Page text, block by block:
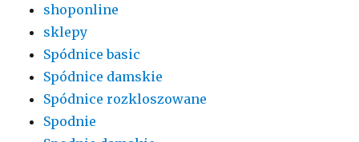
shoponline
sklepy
Spódnice basic
Spódnice damskie
Spódnice rozkloszowane
Spodnie